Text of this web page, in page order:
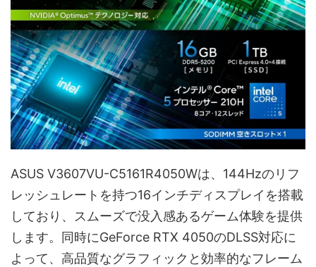
ASUS V3607VU-C5161R4050Wは、144Hzのリフ
レッシュレートを持つ16インチディスプレイを搭載
しており、スムーズで没入感あるゲーム体験を提供
します。同時にGeForce RTX 4050のDLSS対応に
よって、高品質なグラフィックと効率的なフレーム